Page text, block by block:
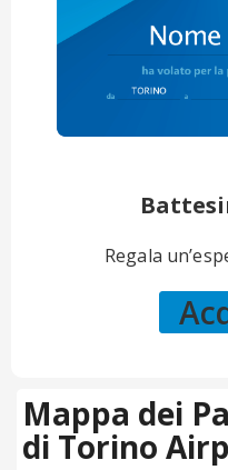
Regala
Mappa dei
di Torino